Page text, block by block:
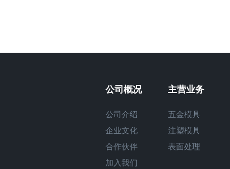
公司概况
公司介绍
企业文化
合作伙伴
加入我们
主营业务
五金模具
注塑模具
表面处理